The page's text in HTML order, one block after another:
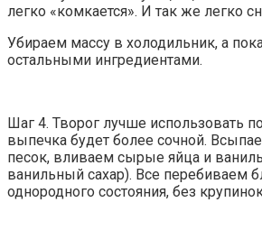
легко «комкается». И так же легко
Убираем массу в холодильник, а
остальными ингредиентами.
Шаг 4. Творог лучше использовать
выпечка будет более сочной.
песок, вливаем сырые яйца и
ванильный сахар). Все перебиваем
однородного состояния, без